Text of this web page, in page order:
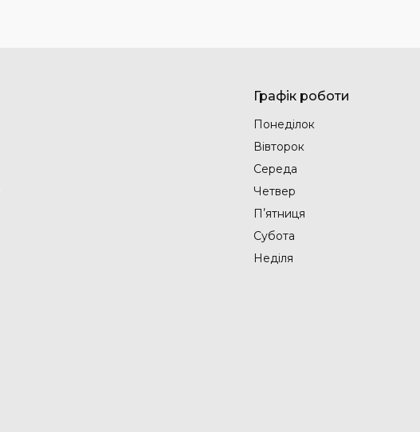
Графік роботи
Понеділок
Вівторок
Середа
Четвер
Пʼятниця
Субота
Неділя